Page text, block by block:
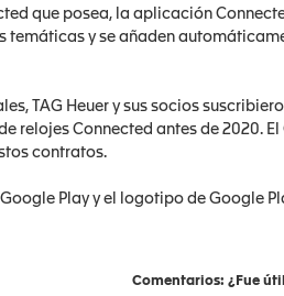
que posea, la aplicación
temáticas y se añaden
TAG Heuer y sus socios
relojes Connected antes de 2020.
contratos.
Play y el logotipo de Google
Comentarios: ¿Fue